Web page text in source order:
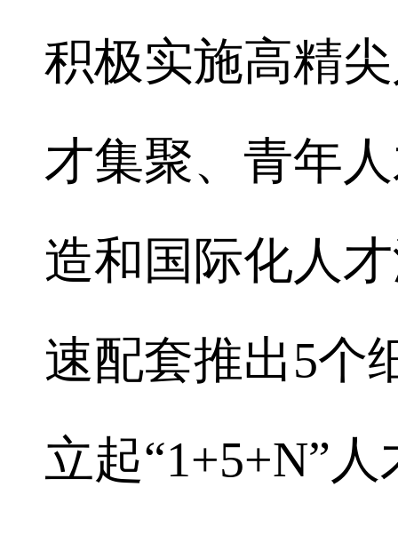
积极实施高精
才集聚、青年
造和国际化人
速配套推出5个
立起“1+5+N”